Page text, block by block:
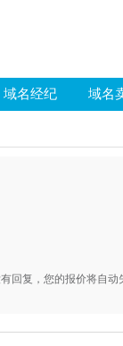
域名经纪 域名
回复，您的报价将自动